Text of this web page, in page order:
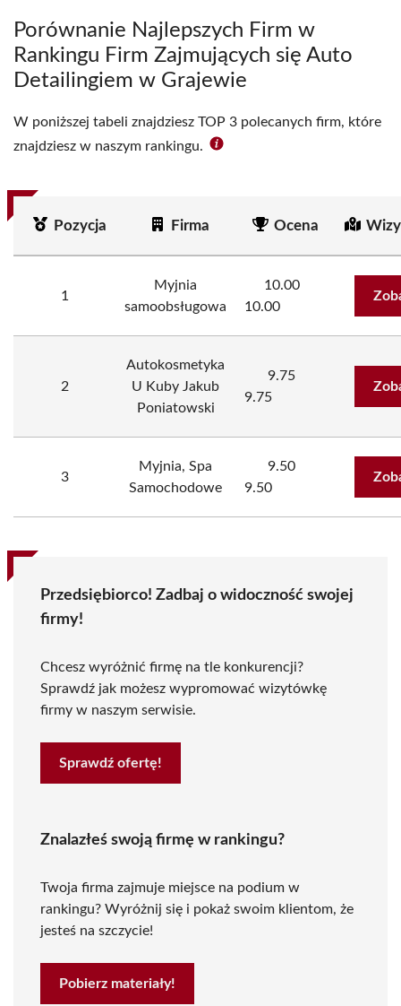
Porównanie Najlepszych Firm w
Rankingu Firm Zajmujących się Auto
Detailingiem w Grajewie
W poniższej tabeli znajdziesz TOP 3 polecanych firm, które
znajdziesz w naszym rankingu.
Pozycja Firma Ocena
1
Myjnia
samoobsługowa
10.00
10.00
2
Autokosmetyka
U Kuby Jakub
Poniatowski
9.75
9.75
3
Myjnia, Spa
Samochodowe
9.50
9.50
Przedsiębiorco! Zadbaj o widoczność swojej
firmy!
Chcesz wyróżnić firmę na tle konkurencji?
Sprawdź jak możesz wypromować wizytówkę
firmy w naszym serwisie.
Sprawdź ofertę!
Znalazłeś swoją firmę w rankingu?
Twoja firma zajmuje miejsce na podium w
rankingu? Wyróżnij się i pokaż swoim klientom, że
jesteś na szczycie!
Pobierz materiały!